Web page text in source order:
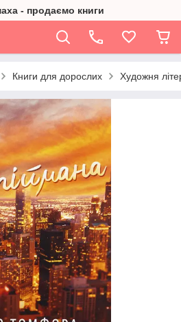
- продаємо книги
Книги для дорослих Художня